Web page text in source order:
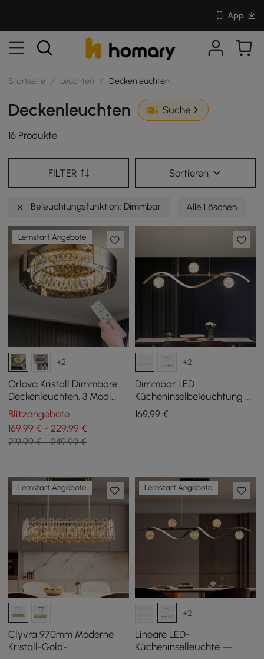
App
Startseite / Leuchten / Deckenleuchten
Deckenleuchten Suche
16 Produkte
FILTER Sortieren
Beleuchtungsfunktion: Dimmbar Alle Löschen
Lernstart Angebote
+2
Orlova Kristall Dimmbare
Deckenleuchten, 3 Modi
LED Deckenleuchte mit
Fernbedienung
Blitzangebote
169,99 € - 229,99 €
219,99 € - 249,99 €
+2
Dimmbar LED
Kücheninselbeleuchtung 4
flg. in Gold mit
Glaskugelschirm
169,99€
Lernstart Angebote
Clyvra 970mm Moderne
Kristall-Gold-
Lernstart Angebote
+2
Lineare LED-
Kücheninselleuchte —